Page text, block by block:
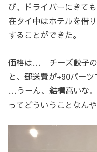
び、ドライバーにきても
在タイ中はホテルを借
することができた。
価格は… チーズ餃子の
と、郵送費が+90バーツ
…うーん、結構高いな
ってどういうことなん